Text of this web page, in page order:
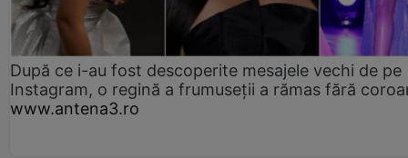
După ce i-au fost descoperite mesajele vechi de pe
Instagram, o regină a frumuseții a rămas fără
www.antena3.ro